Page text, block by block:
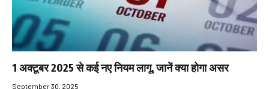
1 अक्टूबर 2025 से कई नए नियम लागू, जानें क्या होगा असर
September 30, 2025